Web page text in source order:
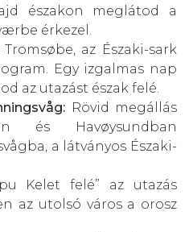
északon meglátod a
érkezel.
az Északi-sark
Egy izgalmas nap
az utazást észak felé.
Rövid megállás
és Havøysundban
a látványos Északi-
Kelet felé” az utazás
az utolsó város a orosz